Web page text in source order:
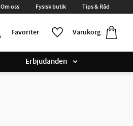
Om oss Fysisk butik Tips & Råd
Favoriter Varukorg
Favoriter
Erbjudanden